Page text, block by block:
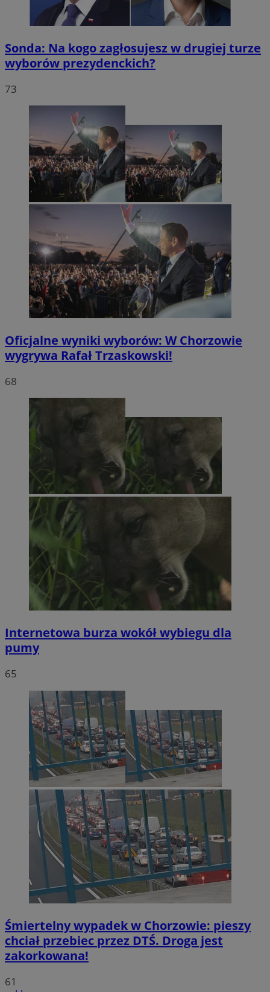
Sonda: Na kogo zagłosujesz w drugiej turze
wyborów prezydenckich?
73
Oficjalne wyniki wyborów: W Chorzowie
wygrywa Rafał Trzaskowski!
68
Internetowa burza wokół wybiegu dla
pumy
65
Śmiertelny wypadek w Chorzowie: pieszy
chciał przebiec przez DTŚ. Droga jest
zakorkowana!
61